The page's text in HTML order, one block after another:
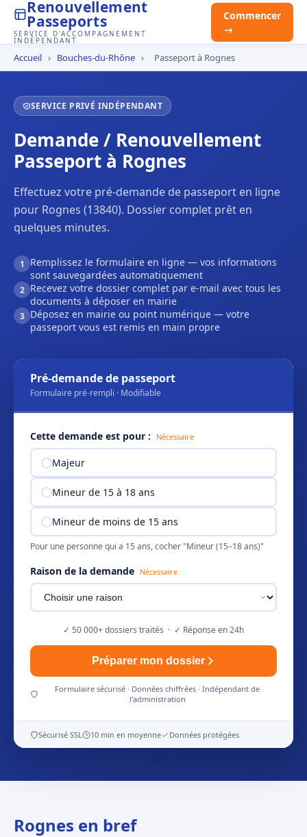
Renouvellement
Passeports
SERVICE D'ACCOMPAGNEMENT
INDÉPENDANT
Commencer
→
Accueil › Bouches-du-Rhône › Passeport à Rognes
SERVICE PRIVÉ INDÉPENDANT
Demande / Renouvellement
Passeport à Rognes
Effectuez votre pré-demande de passeport en ligne
pour Rognes (13840). Dossier complet prêt en
quelques minutes.
1
Remplissez le formulaire en ligne — vos informations
sont sauvegardées automatiquement
2 Recevez votre dossier complet par e-mail avec tous les
documents à déposer en mairie
3 Déposez en mairie ou point numérique — votre
passeport vous est remis en main propre
Pré-demande de passeport
Formulaire pré-rempli · Modifiable
Cette demande est pour : Nécessaire
Majeur
Mineur de 15 à 18 ans
Mineur de moins de 15 ans
Pour une personne qui a 15 ans, cocher "Mineur (15–18 ans)"
Raison de la demande Nécessaire
✓ 50 000+ dossiers traités · ✓ Réponse en 24h
Préparer mon dossier
Formulaire sécurisé · Données chiffrées · Indépendant de
l'administration
Sécurisé SSL 10 min en moyenne Données protégées
Rognes en bref